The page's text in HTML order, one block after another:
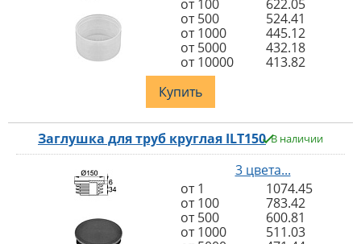
от 100
622.05
от 500
524.41
от 1000
445.12
от 5000
432.18
от 10000
413.82
Купить
Заглушка для труб круглая ILT150 В наличии
3 цвета...
от 1
1074.45
от 100
783.42
от 500
600.81
от 1000
511.03